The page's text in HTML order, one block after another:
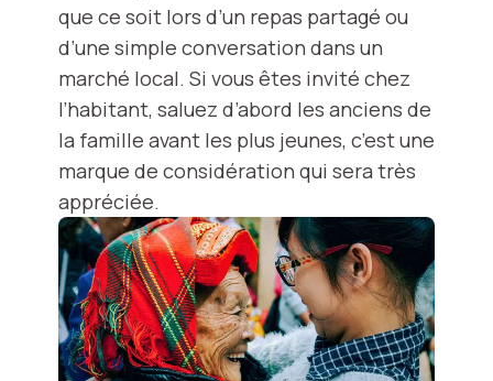
que ce soit lors d’un repas partagé ou
d’une simple conversation dans un
marché local. Si vous êtes invité chez
l’habitant, saluez d’abord les anciens de
la famille avant les plus jeunes, c’est une
marque de considération qui sera très
appréciée.